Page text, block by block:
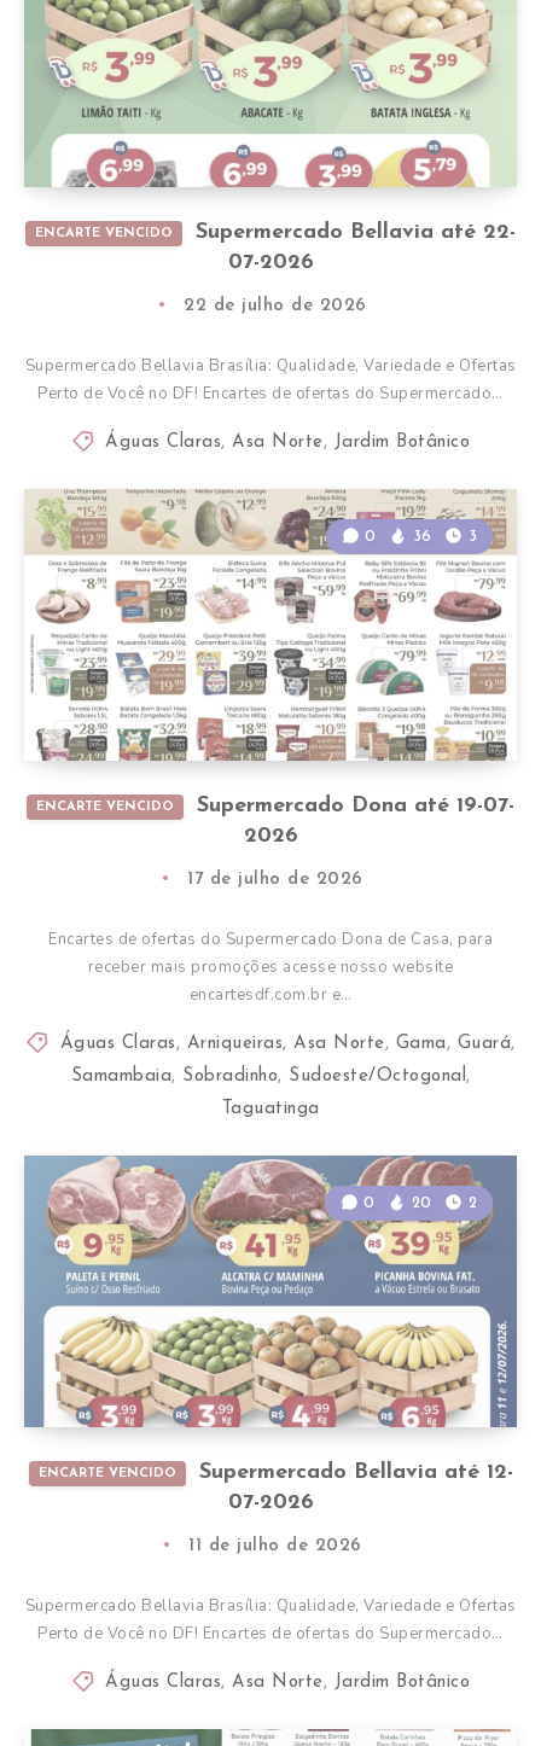
ENCARTE VENCIDO
Supermercado Bellavia até 22-
07-2026
22 de julho de 2026
Supermercado Bellavia Brasília: Qualidade, Variedade e Ofertas
Perto de Você no DF! Encartes de ofertas do Supermercado…
Águas Claras,Asa Norte, Jardim Botânico
ENCARTE VENCIDO
Supermercado Dona até 19-07-
2026
0 36 3
17 de julho de 2026
Encartes de ofertas do Supermercado Dona de Casa, para
receber mais promoções acesse nosso website
encartesdf.com.br e…
Águas Claras , Arniqueiras,Asa Norte, Gama , Guará,
Samambaia, Sobradinho, Sudoeste/Octogonal ,
Taguatinga
ENCARTE VENCIDO
Supermercado Bellavia até 12-
07-2026
0 20 2
11 de julho de 2026
Supermercado Bellavia Brasília: Qualidade, Variedade e Ofertas
Perto de Você no DF! Encartes de ofertas do Supermercado…
Águas Claras,Asa Norte, Jardim Botânico